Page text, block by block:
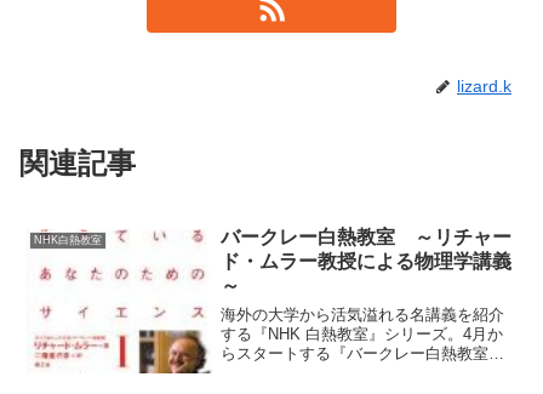
lizard.k
関連記事
NHK白熱教室
バークレー白熱教室 ～リチャー
ド・ムラー教授による物理学講義
～
海外の大学から活気溢れる名講義を紹介
する『NHK 白熱教室』シリーズ。4月か
らスタートする『バークレー白熱教室』